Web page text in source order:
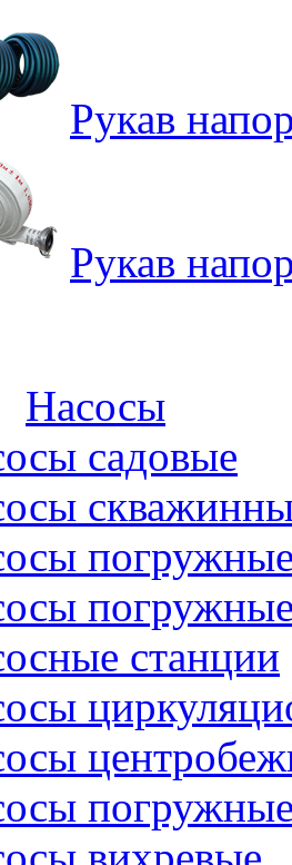
Рукав
Рукав
Насосы
садовые
станции